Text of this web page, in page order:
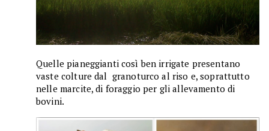
Quelle pianeggianti così ben irrigate presentano
vaste colture dal granoturco al riso e, soprattutto
nelle marcite, di foraggio per gli allevamento di
bovini.